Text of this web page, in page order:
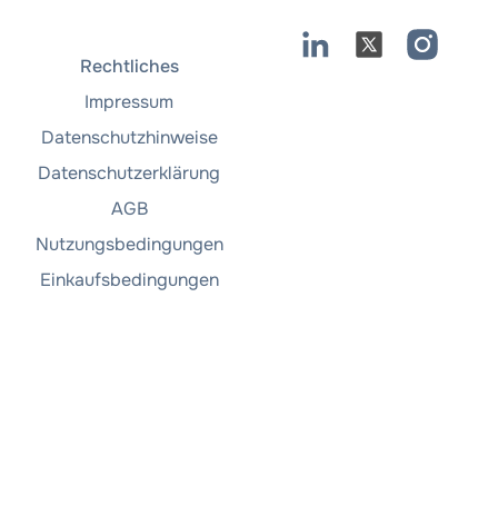
Rechtliches
Impressum
Datenschutzhinweise
Datenschutzerklärung
AGB
Nutzungsbedingungen
Einkaufsbedingungen